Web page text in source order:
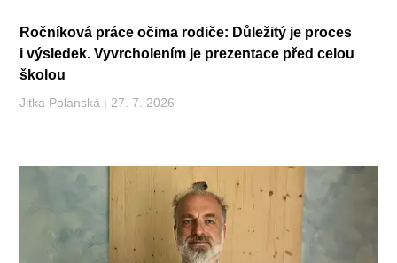
Ročníková práce očima rodiče: Důležitý je proces
i výsledek. Vyvrcholením je prezentace před celou
školou
Jitka Polanská 27. 7. 2026